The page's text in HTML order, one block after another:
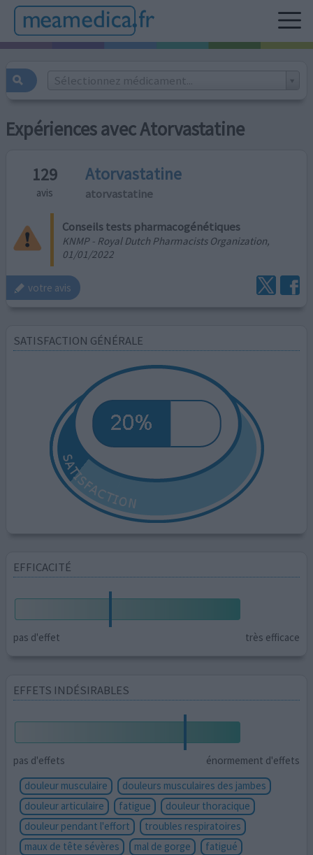
Sélectionnez médicament...
Expériences avec Atorvastatine
129
avis
Atorvastatine
atorvastatine
Conseils tests pharmacogénétiques
KNMP - Royal Dutch Pharmacists Organization,
01/01/2022
votre avis
SATISFACTION GÉNÉRALE
EFFICACITÉ
pas d'effet très efficace
EFFETS INDÉSIRABLES
pas d'effets
énormement d'effets
douleur musculaire
douleurs musculaires des jambes
douleur articulaire
fatigue
douleur thoracique
douleur pendant l'effort
troubles respiratoires
maux de tête sévères
mal de gorge fatigué